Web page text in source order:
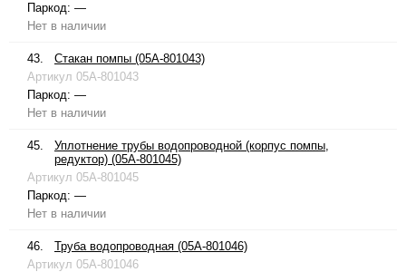
Паркод: —
Нет в наличии
43.
Стакан помпы (05A-801043)
Артикул 05A-801043
Паркод: —
Нет в наличии
45.
Уплотнение трубы водопроводной (корпус помпы,
редуктор) (05A-801045)
Артикул 05A-801045
Паркод: —
Нет в наличии
46.
Труба водопроводная (05A-801046)
Артикул 05A-801046